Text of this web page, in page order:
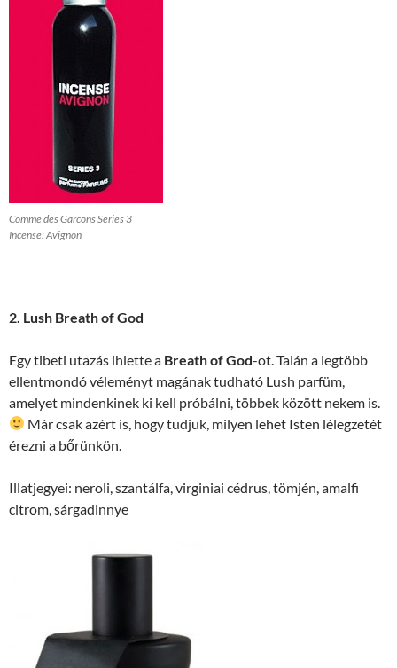
Comme des Garcons Series 3
Incense: Avignon
2. Lush Breath of God
Egy tibeti utazás ihlette a Breath of God-ot. Talán a legtöbb
ellentmondó véleményt magának tudható Lush parfüm,
amelyet mindenkinek ki kell próbálni, többek között nekem is.
Már csak azért is, hogy tudjuk, milyen lehet Isten lélegzetét
érezni a bőrünkön.
Illatjegyei: neroli, szantálfa, virginiai cédrus, tömjén, amalfi
citrom, sárgadinnye